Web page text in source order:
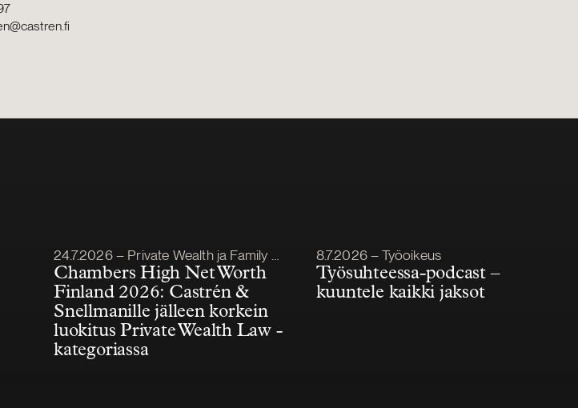
Julkaistu
24.7.2026 – Private Wealth ja Family Office
Chambers High Net Worth
Finland 2026: Castrén &
Snellmanille jälleen korkein
luokitus Private Wealth Law -
kategoriassa
Julkaistu
8.7.2026 – Työoikeus
Työsuhteessa-podcast –
kuuntele kaikki jaksot